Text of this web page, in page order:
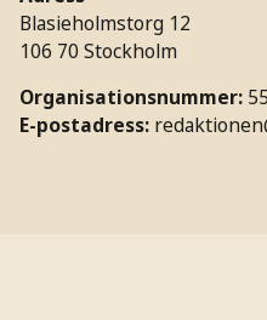
Blasieholmstorg 12
106 70 Stockholm
Organisationsnummer:
E-postadress: